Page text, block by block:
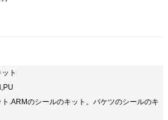
ト
.ARMのシールのキット。バケツのシールのキ